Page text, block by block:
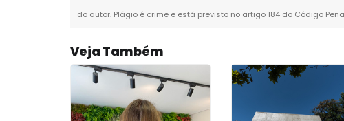
do autor. Plágio é crime e está previsto no artigo 184 do Código
Veja Também